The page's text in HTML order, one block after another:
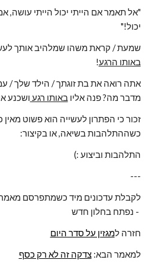
יכול!"
שמעת / קראת משהו שמלהיב אותך
באותו הרגע!
מדבר מה? פנה אליו באותו רגע ושכנע
כשההתלהבות בשיאה, או בקיצור:
התלהבות וביצוע :)
---
לקבלת עדכונים מיד כשמתפרסם
חזרה למגזין על סדר היום
למאמר הבא: צדקה זה לא רק כסף